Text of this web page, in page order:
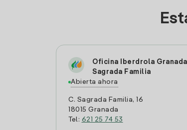
Oficina Iberdrola
Sagrada Familia
Abierta ahora
C. Sagrada Familia, 16
18015 Granada
Tel: 621 25 74 53